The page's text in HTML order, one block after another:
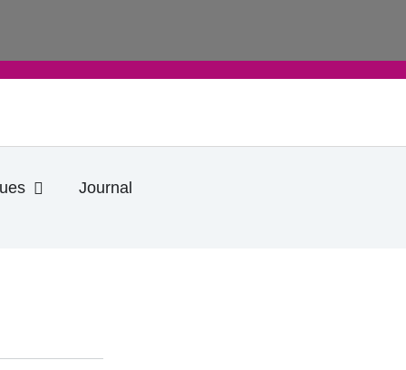
Ouvrir Informations pratiques
Journal